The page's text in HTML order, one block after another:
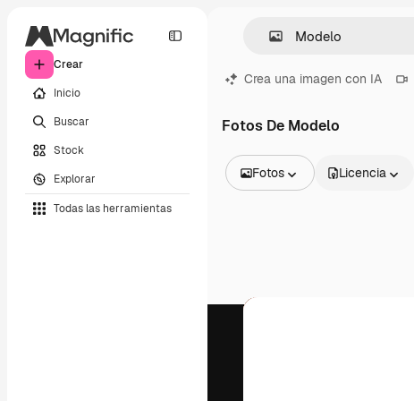
Crear
Inicio
Buscar
Stock
Explorar
Todas las herramientas
Crea una imagen con IA
Fotos De Modelo
Fotos
Vídeos
Licencia